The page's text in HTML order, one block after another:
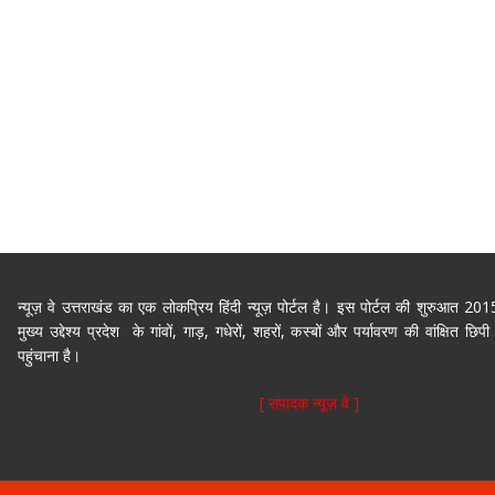
न्यूज़ वे उत्तराखंड का एक लोकप्रिय हिंदी न्यूज़ पोर्टल है। इस पोर्टल की शुरुआत
मुख्य उद्देश्य प्रदेश के गांवों, गाड़, गधेरों, शहरों, कस्बों और पर्यावरण की वांक्षित
पहुंचाना है।
[ संपादक न्यूज़ वे ]